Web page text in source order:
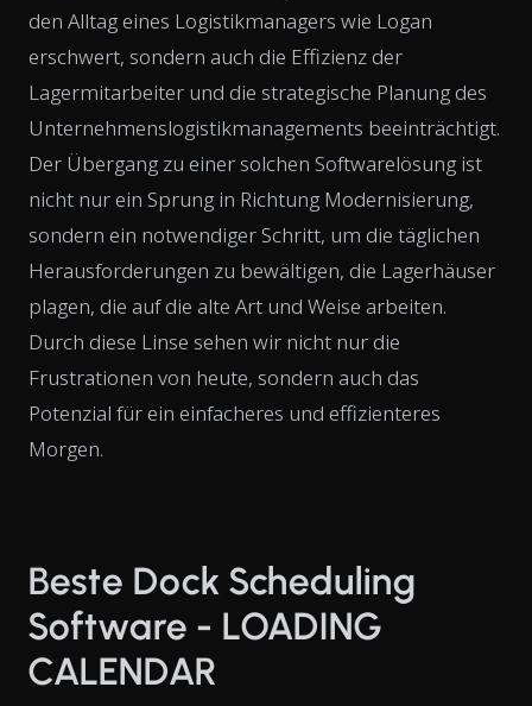
den Alltag eines Logistikmanagers wie Logan
erschwert, sondern auch die Effizienz der
Lagermitarbeiter und die strategische Planung des
Unternehmenslogistikmanagements beeinträchtigt.
Der Übergang zu einer solchen Softwarelösung ist
nicht nur ein Sprung in Richtung Modernisierung,
sondern ein notwendiger Schritt, um die täglichen
Herausforderungen zu bewältigen, die Lagerhäuser
plagen, die auf die alte Art und Weise arbeiten.
Durch diese Linse sehen wir nicht nur die
Frustrationen von heute, sondern auch das
Potenzial für ein einfacheres und effizienteres
Morgen.
Beste Dock Scheduling
Software - LOADING
CALENDAR